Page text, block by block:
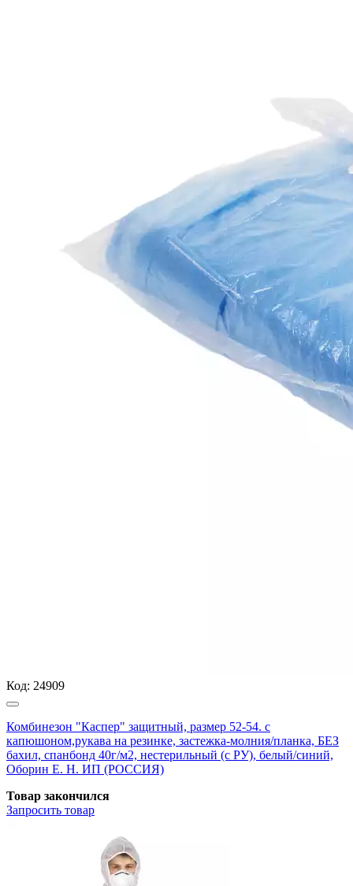
Код: 24909
Комбинезон "Каспер" защитный, размер 52-54. с
капюшоном,рукава на резинке, застежка-молния/планка, БЕЗ
бахил, спанбонд 40г/м2, нестерильный (с РУ), белый/синий,
Оборин Е. Н. ИП (РОССИЯ)
Товар закончился
Запросить товар